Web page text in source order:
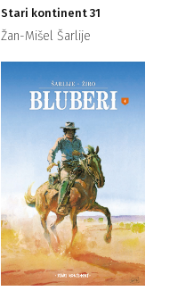
Stari kontinent 31
Žan-Mišel Šarlije